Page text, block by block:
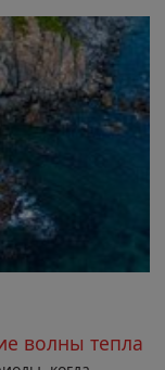
волны тепла